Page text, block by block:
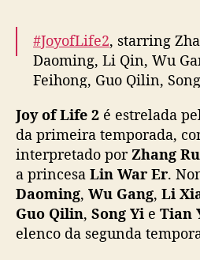
#JoyofLife2, starring
Daoming, Li Qin, Wu
Feihong, Guo Qilin,
Chen & more, releases
trailer ahead of today’s
pic.twitter.com/
— cdrama tweets
2024
Joy of Life 2 é estrelada
da primeira temporada,
interpretado porZhang
a princesa Lin War Er.
Daoming, Wu Gang, Li
Guo Qilin, Song Yi e Tian
elenco da segunda